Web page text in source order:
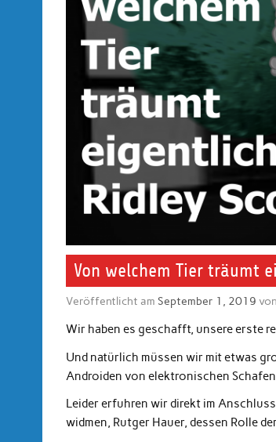
Von welchem Tier träumt
Veröffentlicht amSeptember 1, 2019 von
Wir haben es geschafft, unsere erste
Und natürlich müssen wir mit etwas
Androiden von elektronischen
Leider erfuhren wir direkt im
widmen, Rutger Hauer, dessen Rolle